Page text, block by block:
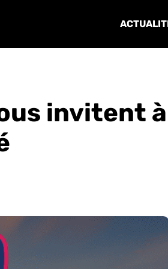
invitent à